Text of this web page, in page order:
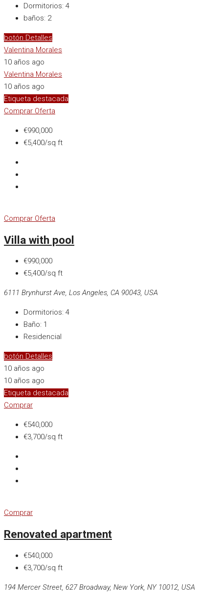
Dormitorios: 4
baños: 2
botón Detalles
Valentina Morales
10 años ago
Valentina Morales
10 años ago
Etiqueta destacada
Comprar Oferta
€990,000
€5,400/sq ft
Comprar Oferta
Villa with pool
€990,000
€5,400/sq ft
6111 Brynhurst Ave, Los Angeles, CA 90043, USA
Dormitorios: 4
Baño: 1
Residencial
botón Detalles
10 años ago
10 años ago
Etiqueta destacada
Comprar
€540,000
€3,700/sq ft
Comprar
Renovated apartment
€540,000
€3,700/sq ft
194 Mercer Street, 627 Broadway, New York, NY 10012, USA